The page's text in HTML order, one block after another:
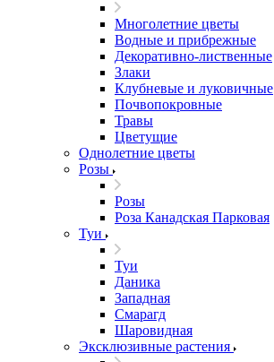
Многолетние цветы
Водные и прибрежные
Декоративно-лиственные
Злаки
Клубневые и луковичные
Почвопокровные
Травы
Цветущие
Однолетние цветы
Розы
Розы
Роза Канадская Парковая
Туи
Туи
Даника
Западная
Смарагд
Шаровидная
Эксклюзивные растения